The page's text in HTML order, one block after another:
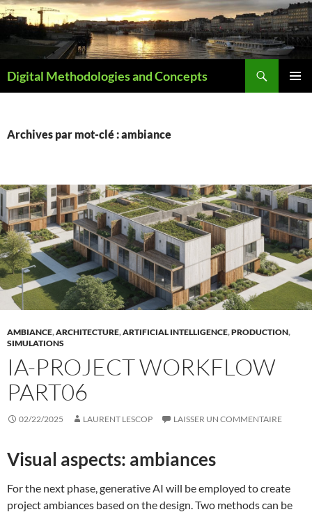
Aller
au
contenu
Digital Methodologies and Concepts
Archives par mot-clé : ambiance
AMBIANCE,ARCHITECTURE,ARTIFICIAL INTELLIGENCE,PRODUCTION,
SIMULATIONS
IA-PROJECT WORKFLOW
PART06
02/22/2025 LAURENT LESCOP LAISSER UN COMMENTAIRE
Visual aspects: ambiances
For the next phase, generative AI will be employed to create
project ambiances based on the design. Two methods can be